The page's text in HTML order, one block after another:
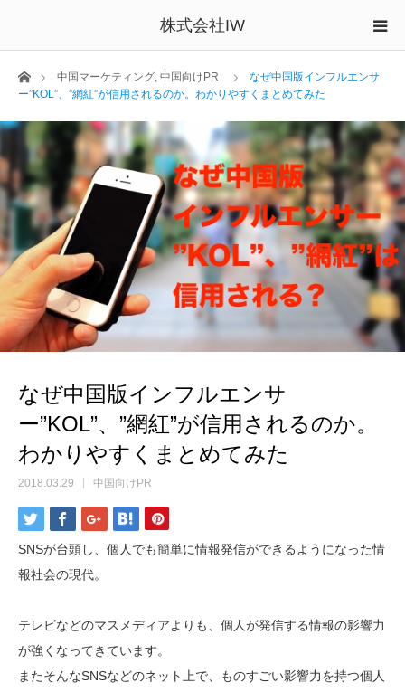
株式会社IW
ホーム中国マーケティング, 中国向けPR
なぜ中国版インフルエンサ
ー”KOL”、”網紅”が信用されるのか。わかりやすくまとめてみた
なぜ中国版インフルエンサ
ー”KOL”、”網紅”が信用されるのか。
わかりやすくまとめてみた
2018.03.29 中国向けPR
SNSが台頭し、個人でも簡単に情報発信ができるようになった情
報社会の現代。
テレビなどのマスメディアよりも、個人が発信する情報の影響力
が強くなってきています。
またそんなSNSなどのネット上で、ものすごい影響力を持つ個人